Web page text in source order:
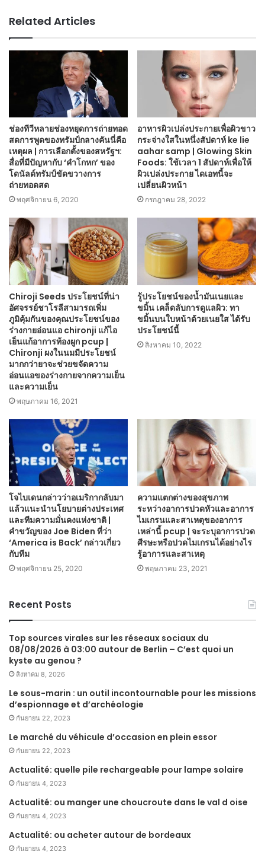
Related Articles
ช่องทีวีหลายช่องหยุดการถ่ายทอด
สดการพูดของทรัมป์กลางคันนี่คือ
เหตุผล | การเลือกตั้งของสหรัฐฯ:
สื่อที่มีปัญหากับ ‘คำโกหก’ ของ
โดนัลด์ทรัมป์ขัดขวางการ
ถ่ายทอดสด
พฤศจิกายน 6, 2020
อาหารผิวเปล่งประกายเพื่อผิวขาว
กระจ่างใสในหนึ่งสัปดาห์ ke lie
aahar samp | Glowing Skin
Foods: ใช้เวลา 1 สัปดาห์เพื่อให้
ผิวเปล่งประกาย ไดเอทนี้จะ
เปลี่ยนผิวหน้า
กรกฎาคม 28, 2022
Chiroji Seeds ประโยชน์ที่น่า
อัศจรรย์ชาโรลีสามารถเพิ่ม
ภูมิคุ้มกันของคุณประโยชน์ของ
ร่างกายอ่อนแอ chironji แก้ไอ
เย็นแก้อาการท้องผูก pcup |
Chironji ผงในนมมีประโยชน์
มากกว่ายาจะช่วยขจัดความ
อ่อนแอของร่างกายจากความเย็น
และความเย็น
พฤษภาคม 16, 2021
รู้ประโยชน์ของน้ำมันเนยและ
ขมิ้น เคล็ดลับการดูแลผิว: ทา
ขมิ้นบนใบหน้าด้วยเนยใส ได้รับ
ประโยชน์นี้
สิงหาคม 10, 2022
โจไบเดนกล่าวว่าอเมริกากลับมา
แล้วแนะนำนโยบายต่างประเทศ
และทีมความมั่นคงแห่งชาติ |
คำขวัญของ Joe Biden ที่ว่า
‘America is Back’ กล่าวเกี่ยว
กับทีม
พฤศจิกายน 25, 2020
ความแตกต่างของสุขภาพ
ระหว่างอาการปวดหัวและอาการ
ไมเกรนและสาเหตุของอาการ
เหล่านี้ pcup | จะระบุอาการปวด
ศีรษะหรือปวดไมเกรนได้อย่างไร
รู้อาการและสาเหตุ
พฤษภาคม 23, 2021
Recent Posts
Top sources virales sur les réseaux sociaux du
08/08/2026 à 03:00 autour de Berlin – C’est quoi un
kyste au genou ?
สิงหาคม 8, 2026
Le sous-marin : un outil incontournable pour les missions
d’espionnage et d’archéologie
กันยายน 22, 2023
Le marché du véhicule d’occasion en plein essor
กันยายน 22, 2023
Actualité: quelle pile rechargeable pour lampe solaire
กันยายน 4, 2023
Actualité: ou manger une choucroute dans le val d oise
กันยายน 4, 2023
Actualité: ou acheter autour de bordeaux
กันยายน 4, 2023